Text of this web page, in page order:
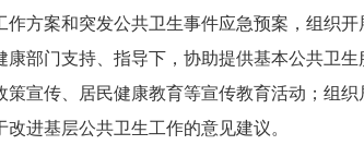
作方案和突发公共卫生事件应急预案，组织
康部门支持、指导下，协助提供基本公共卫
策宣传、居民健康教育等宣传教育活动；组
进基层公共卫生工作的意见建议。